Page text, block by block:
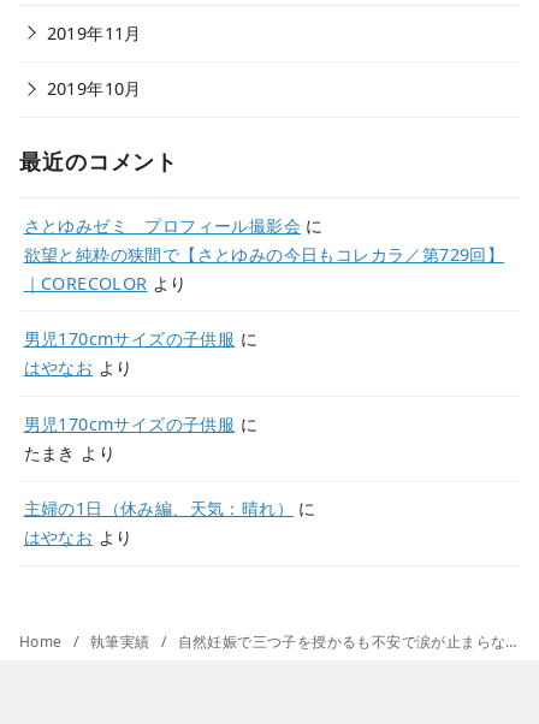
2019年11月
2019年10月
最近のコメント
さとゆみゼミ プロフィール撮影会 に
欲望と純粋の狭間で【さとゆみの今日もコレカラ／第729回】
｜CORECOLOR より
男児170cmサイズの子供服 に
はやなお より
男児170cmサイズの子供服 に
たまき より
主婦の1日（休み編、天気：晴れ）
に
はやなお より
Home 執筆実績 自然妊娠で三つ子を授かるも不安で涙が止まらない･･･。超ハイリスクな妊娠・出産【三つ子育児体験談】